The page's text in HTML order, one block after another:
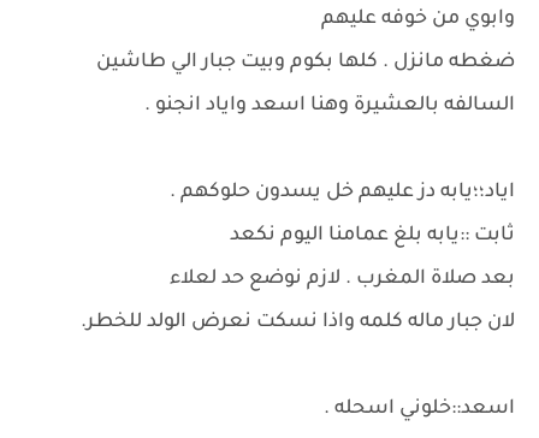
وابوي من خوفه عليهم
ضغطه مانزل . كلها بكوم وبيت جبار الي طاشين
السالفه بالعشيرة وهنا اسعد واياد انجنو .
اياد؛؛يابه دز عليهم خل يسدون حلوكهم .
ثابت ::يابه بلغ عمامنا اليوم نكعد
بعد صلاة المغرب . لازم نوضع حد لعلاء
لان جبار ماله كلمه واذا نسكت نعرض الولد للخطر.
اسعد::خلوني اسحله .